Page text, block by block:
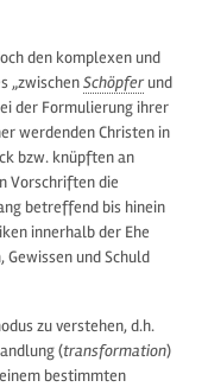
den komplexen und
„zwischenSchöpfer und
der Formulierung ihrer
werdenden Christen in
bzw. knüpften an
Vorschriften die
betreffend bis hinein
innerhalb der Ehe
Gewissen und Schuld
zu verstehen, d.h.
(transformation)
bestimmten